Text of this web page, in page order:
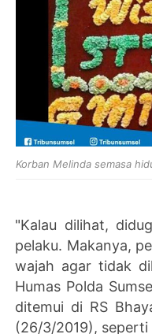
Korban Melinda semasa
"Kalau dilihat,
pelaku. Makanya,
wajah agar tidak
Humas Polda
ditemui di RS
(26/3/2019),